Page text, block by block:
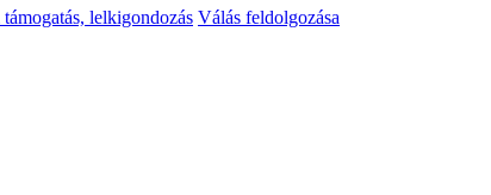
lelkigondozás Válás feldolgozása